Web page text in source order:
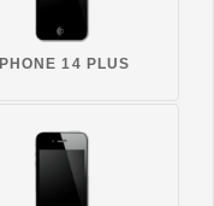
IPHONE 14 PLUS